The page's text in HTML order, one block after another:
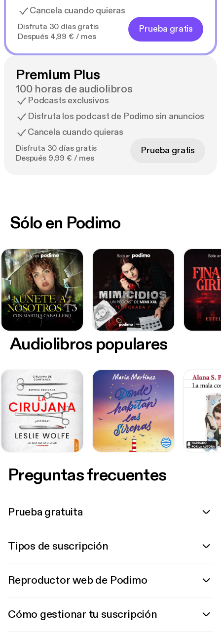
Cancela cuando quieras
Disfruta 30 días gratis
Después 4,99 € / mes
Prueba gratis
Premium Plus
100 horas de audiolibros
Podcasts exclusivos
Disfruta los podcast de Podimo sin anuncios
Cancela cuando quieras
Disfruta 30 días gratis
Después 9,99 € / mes
Prueba gratis
Sólo en Podimo
Audiolibros populares
Preguntas frecuentes
Prueba gratuita
Tipos de suscripción
Reproductor web de Podimo
Cómo gestionar tu suscripción